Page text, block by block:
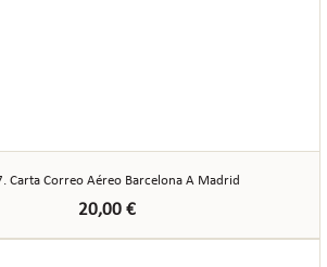
Carta Correo Aéreo Barcelona A Madrid
20,00 €